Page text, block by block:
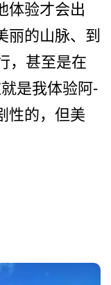
体验才会出
丽的山脉、到
，甚至是在
就是我体验阿­
性的，但美